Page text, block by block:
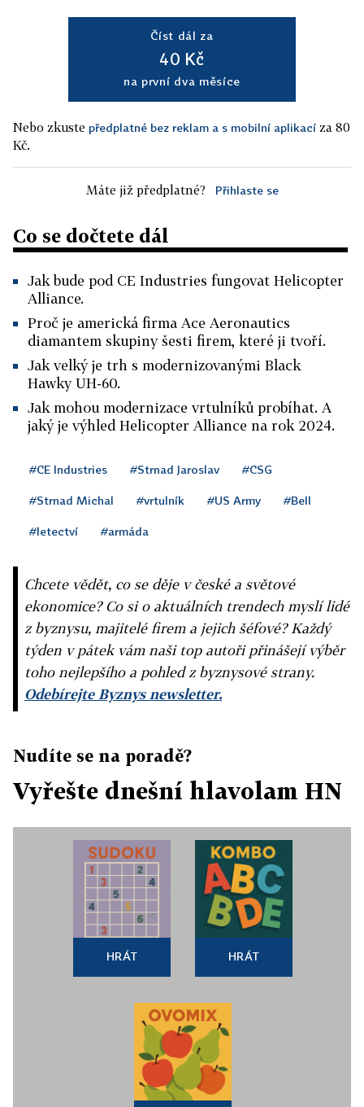
Číst dál za
40 Kč
na první dva měsíce
Nebo zkuste předplatné bez reklam a s mobilní aplikací za 80
Kč.
Máte již předplatné? Přihlaste se
Co se dočtete dál
Jak bude pod CE Industries fungovat Helicopter
Alliance.
Proč je americká firma Ace Aeronautics
diamantem skupiny šesti firem, které ji tvoří.
Jak velký je trh s modernizovanými Black
Hawky UH-60.
Jak mohou modernizace vrtulníků probíhat. A
jaký je výhled Helicopter Alliance na rok 2024.
#CE Industries #Strnad Jaroslav #CSG
#Strnad Michal #vrtulník #US Army #Bell
#letectví #armáda
Chcete vědět, co se děje v české a světové
ekonomice? Co si o aktuálních trendech myslí lidé
z byznysu, majitelé firem a jejich šéfové? Každý
týden v pátek vám naši top autoři přinášejí výběr
toho nejlepšího a pohled z byznysové strany.
Odebírejte Byznys newsletter.
Nudíte se na poradě?
Vyřešte dnešní hlavolam HN
HRÁT HRÁT